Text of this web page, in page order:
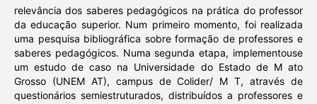
relevância dos saberes pedagógicos na prática do professor
da educação superior. Num primeiro momento, foi realizada
uma pesquisa bibliográfica sobre formação de professores e
saberes pedagógicos. Numa segunda etapa, implementouse
um estudo de caso na Universidade do Estado de M ato
Grosso (UNEM AT), campus de Colider/ M T, através de
questionários semiestruturados, distribuídos a professores e